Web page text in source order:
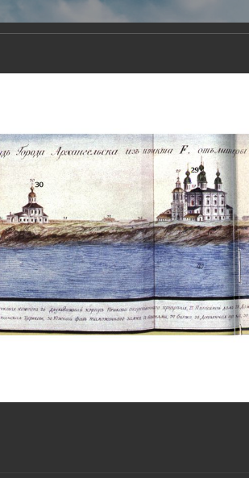
Земли
Сайт создан по
Галерея
Храмы-мученики Архангельска
Троицкий
собор Архангельска